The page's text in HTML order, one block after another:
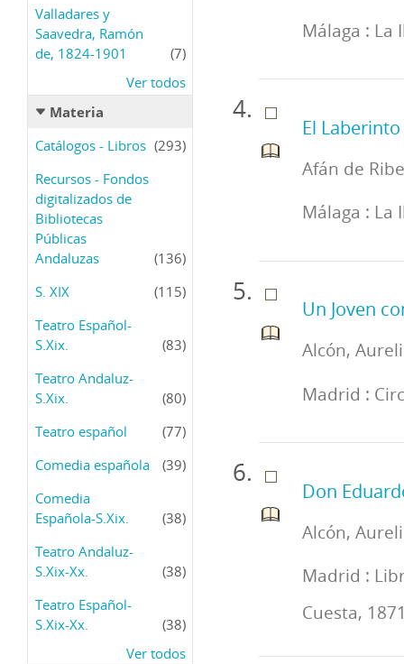
Valladares y
Saavedra, Ramón
de, 1824-1901
(7)
Ver todos
Materia
Catálogos - Libros (293)
Recursos - Fondos
digitalizados de
Bibliotecas
Públicas
Andaluzas
(136)
S. XIX
(115)
Teatro Español-
S.Xix.
(83)
Teatro Andaluz-
S.Xix.
(80)
Teatro español
(77)
Comedia española
(39)
Comedia
Española-S.Xix.
(38)
Teatro Andaluz-
S.Xix-Xx.
(38)
Teatro Español-
S.Xix-Xx.
(38)
Ver todos
Málaga : La
El Laberinto
Afán de
Málaga : La
Un Joven
Alcón,
Madrid :
Don
Alcón,
Madrid :
Cuesta,